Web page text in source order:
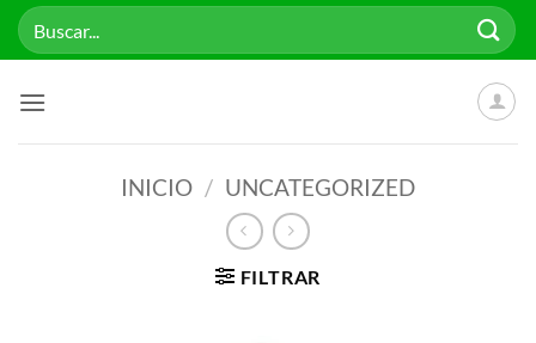
Saltar
Buscar
por:
INICIO / UNCATEGORIZED
FILTRAR